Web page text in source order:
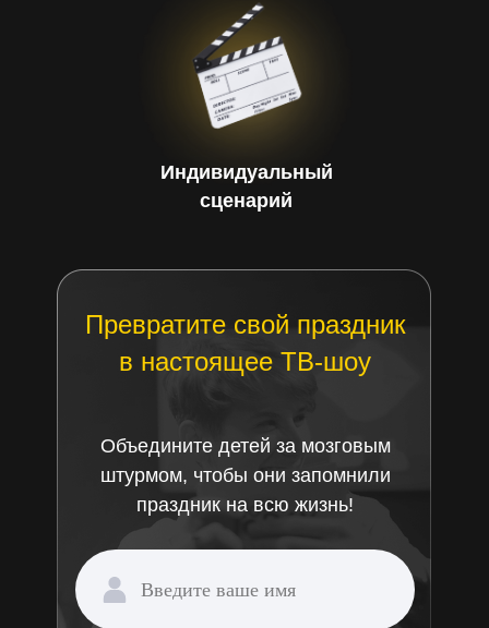
Индивидуальный
сценарий
Превратите свой праздник
в настоящее ТВ-шоу
Объедините детей за мозговым
штурмом, чтобы они запомнили
праздник на всю жизнь!